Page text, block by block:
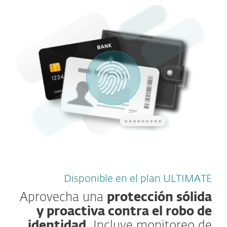
Disponible en el plan ULTIMATE
Aprovecha una protección sólida
y proactiva contra el robo de